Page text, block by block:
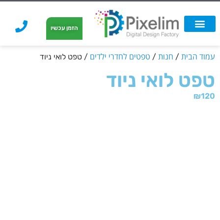
הזמן עכשיו
עמוד הבית / חנות / טפטים לחדרי ילדים / טפט לואי ניוד
טפט לואי ניוד
₪120